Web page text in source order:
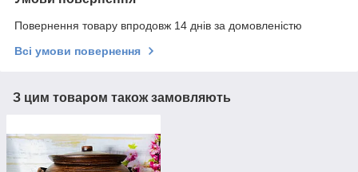
Повернення товару впродовж 14 днів за домовленістю
Всі умови повернення
З цим товаром також замовляють